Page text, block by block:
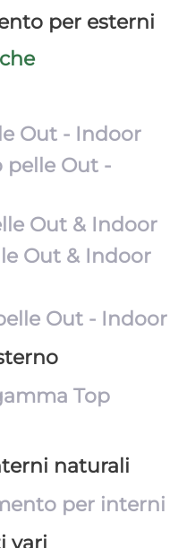
per esterni
Out - Indoor
pelle Out -
Out & Indoor
Out & Indoor
Out - Indoor
Top
naturali
per interni
vari